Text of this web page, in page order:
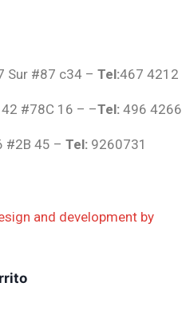
Sur #87 c34 – Tel:467 4212
42 #78C 16 – –Tel: 496 4266
#2B 45 – Tel: 9260731
and development by